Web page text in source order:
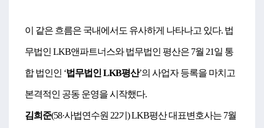
이 같은 흐름은 국내에서도 유사하게 나타나고 있다. 법
무법인 LKB앤파트너스와 법무법인 평산은 7월 21일 통
합 법인인 ‘법무법인 LKB평산’의 사업자 등록을 마치고
본격적인 공동 운영을 시작했다.
김희준(58·사법연수원 22기) LKB평산 대표변호사는 7월